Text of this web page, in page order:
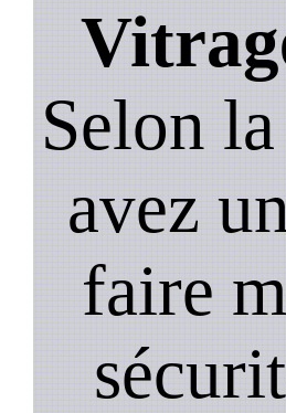
Selon
avez
faire